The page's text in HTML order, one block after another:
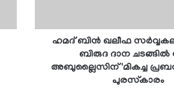
ഹമദ് ബിന്‍ ഖലീഫ
ബിരുദ ദാന
അബുല്ലൈസിന് 'മികച്ച
പുരസ്‌കാരം